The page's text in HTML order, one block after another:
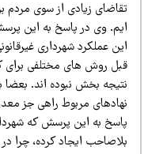
زیادی از سوی مردم برای
وی در پاسخ به این پرسش که
عملکرد شهرداری غیرقانونی
روش های مختلفی برای
بخش نبوده اند. بعضا به
مربوط راهی جز معدوم
به این پرسش که شهرداری
ایجاد کرده، چرا در